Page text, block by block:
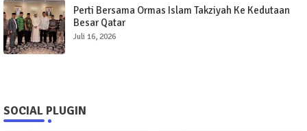
Perti Bersama Ormas Islam Takziyah Ke Kedutaan
Besar Qatar
Juli 16, 2026
SOCIAL PLUGIN